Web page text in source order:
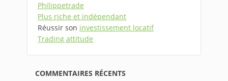
Philippetrade
Plus riche et indépendant
Réussir son investissement locatif
Trading attitude
COMMENTAIRES RÉCENTS